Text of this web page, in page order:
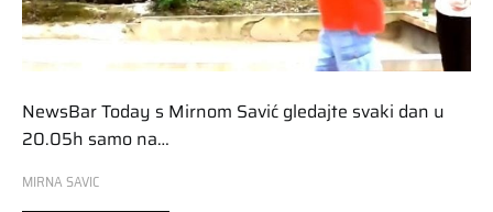
NewsBar Today s Mirnom Savić gledajte svaki dan u
20.05h samo na…
MIRNA SAVIC